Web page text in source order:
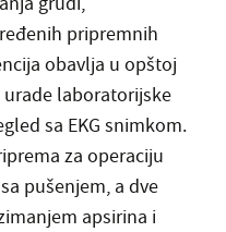
pripremnih
obavlja u opštoj
laboratorijske
sa EKG snimkom.
za operaciju
pušenjem, a dve
apsirina i